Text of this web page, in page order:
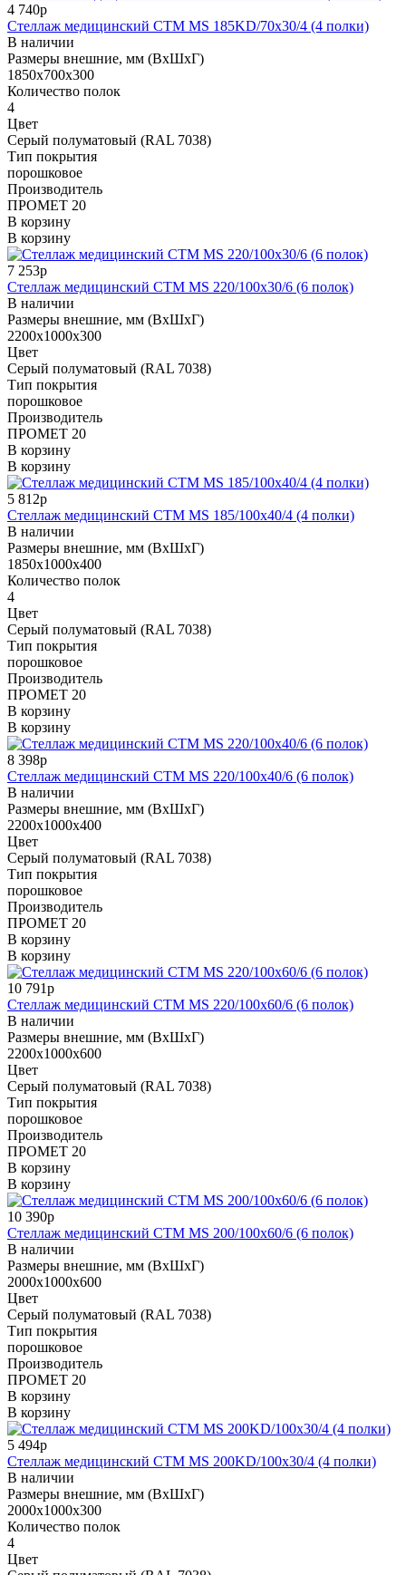
4 740р
Стеллаж медицинский СТМ MS 185KD/70х30/4 (4 полки)
В наличии
Размеры внешние, мм (ВхШхГ)
1850x700x300
Количество полок
4
Цвет
Cерый полуматовый (RAL 7038)
Тип покрытия
порошковое
Производитель
ПРОМЕТ 20
В корзину
В корзину
7 253р
Стеллаж медицинский СТМ MS 220/100х30/6 (6 полок)
В наличии
Размеры внешние, мм (ВхШхГ)
2200x1000x300
Цвет
Cерый полуматовый (RAL 7038)
Тип покрытия
порошковое
Производитель
ПРОМЕТ 20
В корзину
В корзину
5 812р
Стеллаж медицинский СТМ MS 185/100х40/4 (4 полки)
В наличии
Размеры внешние, мм (ВхШхГ)
1850x1000x400
Количество полок
4
Цвет
Cерый полуматовый (RAL 7038)
Тип покрытия
порошковое
Производитель
ПРОМЕТ 20
В корзину
В корзину
8 398р
Стеллаж медицинский СТМ MS 220/100х40/6 (6 полок)
В наличии
Размеры внешние, мм (ВхШхГ)
2200x1000x400
Цвет
Cерый полуматовый (RAL 7038)
Тип покрытия
порошковое
Производитель
ПРОМЕТ 20
В корзину
В корзину
10 791р
Стеллаж медицинский СТМ MS 220/100х60/6 (6 полок)
В наличии
Размеры внешние, мм (ВхШхГ)
2200x1000x600
Цвет
Cерый полуматовый (RAL 7038)
Тип покрытия
порошковое
Производитель
ПРОМЕТ 20
В корзину
В корзину
10 390р
Стеллаж медицинский СТМ MS 200/100х60/6 (6 полок)
В наличии
Размеры внешние, мм (ВхШхГ)
2000x1000x600
Цвет
Cерый полуматовый (RAL 7038)
Тип покрытия
порошковое
Производитель
ПРОМЕТ 20
В корзину
В корзину
5 494р
Стеллаж медицинский СТМ MS 200KD/100х30/4 (4 полки)
В наличии
Размеры внешние, мм (ВхШхГ)
2000x1000x300
Количество полок
4
Цвет